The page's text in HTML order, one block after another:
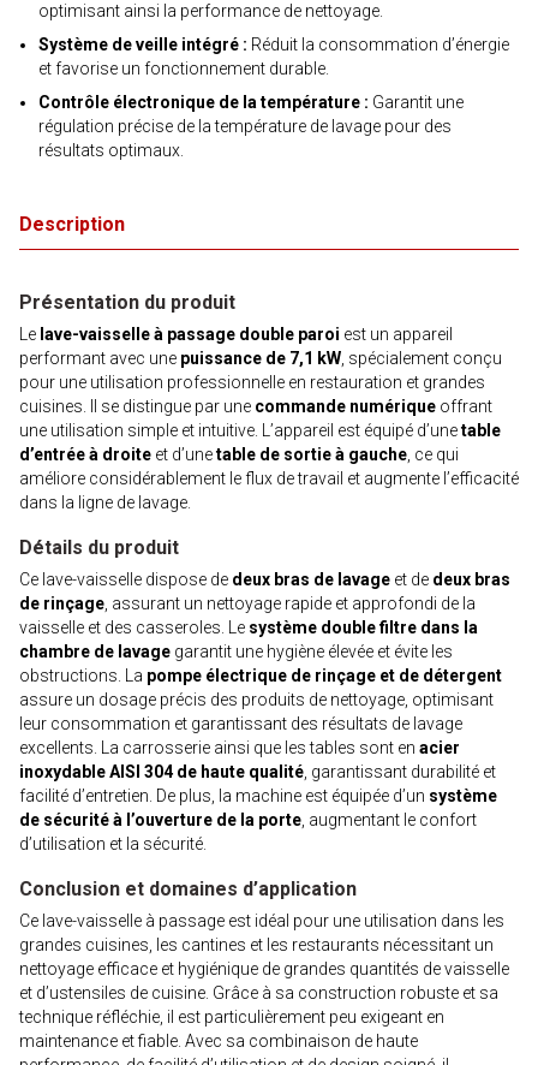
optimisant ainsi la performance de nettoyage.
Système de veille intégré : Réduit la consommation d’énergie
et favorise un fonctionnement durable.
Contrôle électronique de la température : Garantit une
régulation précise de la température de lavage pour des
résultats optimaux.
Description
Présentation du produit
Le lave-vaisselle à passage double paroi est un appareil
performant avec une puissance de 7,1 kW , spécialement conçu
pour une utilisation professionnelle en restauration et grandes
cuisines. Il se distingue par une commande numérique offrant
une utilisation simple et intuitive. L’appareil est équipé d’unetable
d’entrée à droite et d’unetable de sortie à gauche , ce qui
améliore considérablement le flux de travail et augmente l’efficacité
dans la ligne de lavage.
Détails du produit
Ce lave-vaisselle dispose de deux bras de lavage et de deux bras
de rinçage , assurant un nettoyage rapide et approfondi de la
vaisselle et des casseroles. Le système double filtre dans la
chambre de lavage garantit une hygiène élevée et évite les
obstructions. La pompe électrique de rinçage et de détergent
assure un dosage précis des produits de nettoyage, optimisant
leur consommation et garantissant des résultats de lavage
excellents. La carrosserie ainsi que les tables sont en acier
inoxydable AISI 304 de haute qualité , garantissant durabilité et
facilité d’entretien. De plus, la machine est équipée d’un système
de sécurité à l’ouverture de la porte , augmentant le confort
d’utilisation et la sécurité.
Conclusion et domaines d’application
Ce lave-vaisselle à passage est idéal pour une utilisation dans les
grandes cuisines, les cantines et les restaurants nécessitant un
nettoyage efficace et hygiénique de grandes quantités de vaisselle
et d’ustensiles de cuisine. Grâce à sa construction robuste et sa
technique réfléchie, il est particulièrement peu exigeant en
maintenance et fiable. Avec sa combinaison de haute